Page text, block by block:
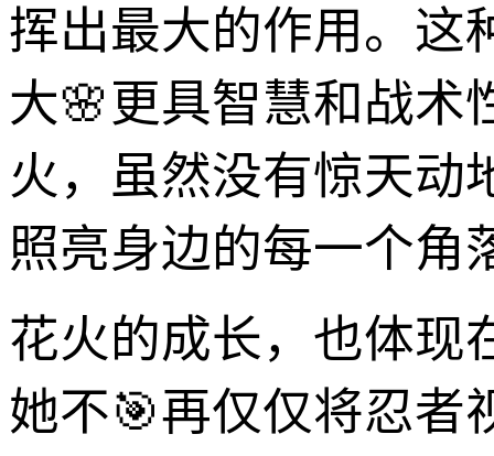
挥出最大的作用。这
大🌸更具智慧和战术
火，虽然没有惊天动
照亮身边的每一个角
花火的成长，也体现
她不🎯再仅仅将忍者